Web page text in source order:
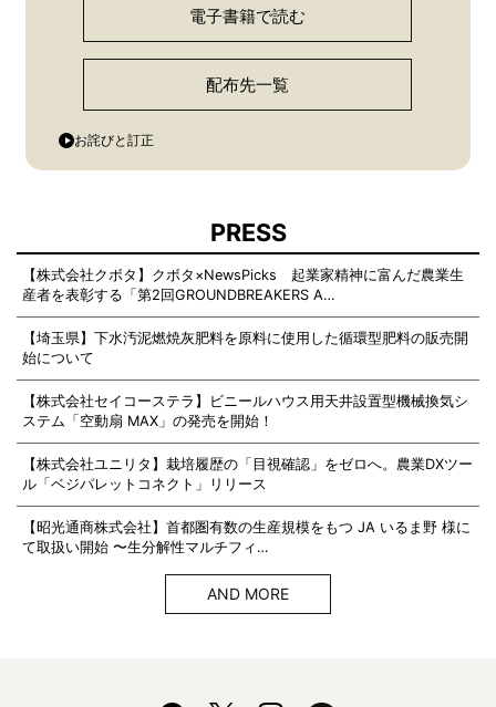
電子書籍で読む
配布先一覧
お詫びと訂正
PRESS
【株式会社クボタ】クボタ×NewsPicks 起業家精神に富んだ農業生
産者を表彰する「第2回GROUNDBREAKERS A…
【埼玉県】下水汚泥燃焼灰肥料を原料に使用した循環型肥料の販売開
始について
【株式会社セイコーステラ】ビニールハウス用天井設置型機械換気シ
ステム「空動扇 MAX」の発売を開始！
【株式会社ユニリタ】栽培履歴の「目視確認」をゼロへ。農業DXツー
ル「ベジパレットコネクト」リリース
【昭光通商株式会社】首都圏有数の生産規模をもつ JA いるま野 様に
て取扱い開始 〜生分解性マルチフィ…
AND MORE